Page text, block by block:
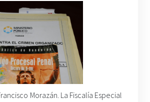
Morazán. La Fiscalía Especial